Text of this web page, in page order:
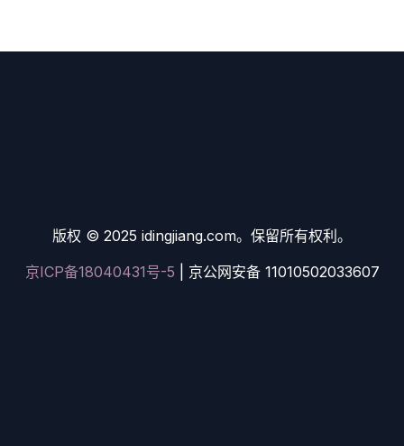
版权 © 2025 idingjiang.com。保留所有权利。
京ICP备18040431号-5 | 京公网安备 11010502033607